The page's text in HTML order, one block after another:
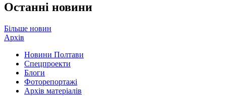
Останні новини
Більше новин
Архів
Новини Полтави
Спецпроекти
Блоги
Фоторепортажі
Архів матеріалів